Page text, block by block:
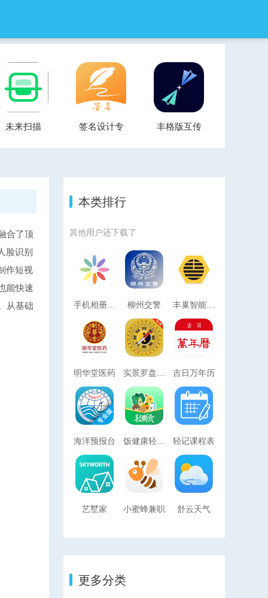
未来扫描 签名设计专
家
丰格版互传
一键换机
合了顶
脸识别
作短视
能快速
从基础
本类排行
其他用户还下载了
柳州交警
明华堂医药 吉日万年历
海洋预报台 轻记课程表
艺墅家 小蜜蜂兼职 舒云天气
更多分类